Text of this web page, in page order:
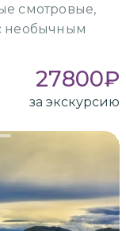
смотровые,
необычным
27800₽
за экскурсию